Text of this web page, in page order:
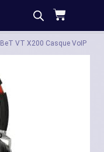
Caractéristiques
VT X200 Casque VoIP